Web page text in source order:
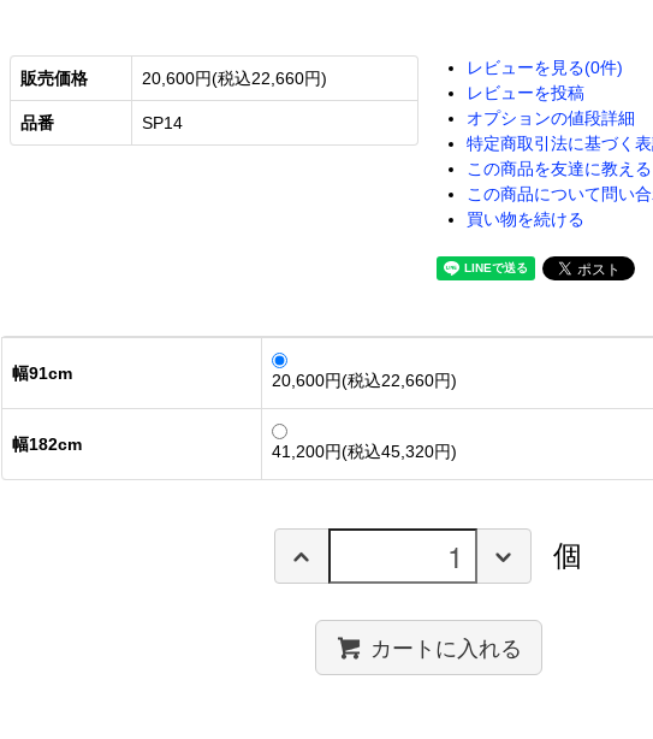
販売価格 20,600円(税込22,660円)
品番 SP14
レビューを見る(0件)
レビューを投稿
オプションの値段詳細
特定商取引法に基づく表
この商品を友達に教える
この商品について問い
買い物を続ける
幅91cm 20,600円(税込22,660円)
幅182cm 41,200円(税込45,320円)
個
カートに入れる